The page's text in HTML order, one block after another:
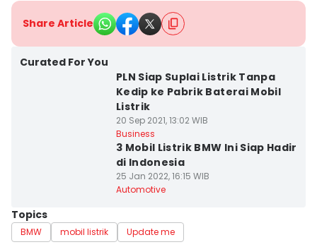
Share Article
Curated For You
PLN Siap Suplai Listrik Tanpa
Kedip ke Pabrik Baterai Mobil
Listrik
20 Sep 2021, 13:02 WIB
Business
3 Mobil Listrik BMW Ini Siap Hadir
di Indonesia
25 Jan 2022, 16:15 WIB
Automotive
Topics
BMW mobil listrik Update me